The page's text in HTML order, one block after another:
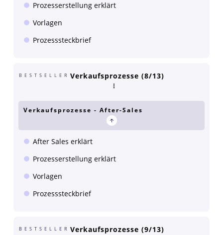
Prozesserstellung erklärt
Vorlagen
Prozesssteckbrief
BESTSELLER Verkaufsprozesse (8/13)
Verkaufsprozesse - After-Sales
After Sales erklärt
Prozesserstellung erklärt
Vorlagen
Prozesssteckbrief
BESTSELLER Verkaufsprozesse (9/13)